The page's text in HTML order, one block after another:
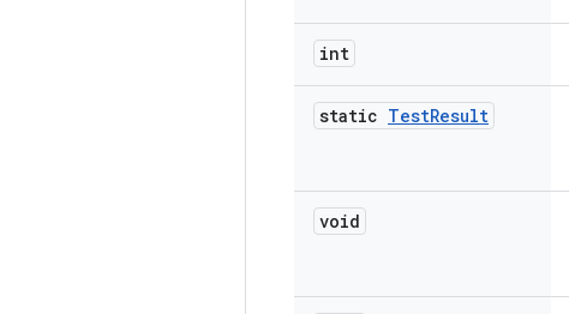
int
static TestResult
void